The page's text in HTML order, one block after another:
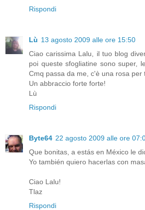
Rispondi
Lù 13 agosto 2009 alle ore 15:50
Ciao carissima Lalu, il tuo blog
poi queste sfogliatine sono super,
Cmq passa da me, c'è una rosa per
Un abbraccio forte forte!
Lù
Rispondi
Byte64 22 agosto 2009 alle ore
Que bonitas, a estás en México le
Yo también quiero hacerlas con
Ciao Lalu!
Tlaz
Rispondi